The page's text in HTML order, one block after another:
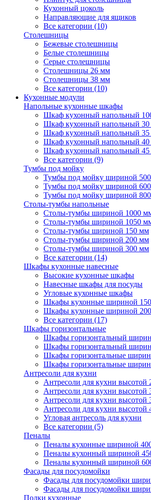
Кухонный цоколь
Направляющие для ящиков
Все категории (10)
Столешницы
Бежевые столешницы
Белые столешницы
Серые столешницы
Столешницы 26 мм
Столешницы 38 мм
Все категории (10)
Кухонные модули
Напольные кухонные шкафы
Шкаф кухонный напольный
Шкаф кухонный напольный 30
Шкаф кухонный напольный 35
Шкаф кухонный напольный 40
Шкаф кухонный напольный 45
Все категории (9)
Тумбы под мойку
Тумбы под мойку шириной
Тумбы под мойку шириной
Тумбы под мойку шириной
Столы-тумбы напольные
Столы-тумбы шириной 1000
Столы-тумбы шириной 1050
Столы-тумбы шириной 150 мм
Столы-тумбы шириной 200 мм
Столы-тумбы шириной 300 мм
Все категории (14)
Шкафы кухонные навесные
Высокие кухонные шкафы
Навесные шкафы для посуды
Угловые кухонные шкафы
Шкафы кухонные шириной
Шкафы кухонные шириной
Все категории (17)
Шкафы горизонтальные
Шкафы горизонтальный
Шкафы горизонтальный
Шкафы горизонтальные
Шкафы горизонтальные
Антресоли для кухни
Антресоли для кухни высотой
Антресоли для кухни высотой
Антресоли для кухни высотой
Антресоли для кухни высотой
Угловая антресоль для кухни
Все категории (5)
Пеналы
Пеналы кухонные шириной
Пеналы кухонный шириной
Пеналы кухонный шириной
Фасады для посудомойки
Фасады для посудомойки
Фасады для посудомойки
Полки кухонные